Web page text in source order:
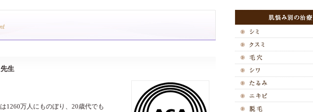
生
1260万人にものぼり、20歳代でも